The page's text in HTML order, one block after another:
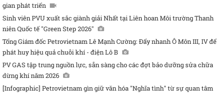
gian phát triển
Sinh viên PVU xuất sắc giành giải Nhất tại Liên hoan Môi trường Thanh
niên Quốc tế "Green Step 2026"
Tổng Giám đốc Petrovietnam Lê Mạnh Cường: Đẩy nhanh Ô Môn III, IV để
phát huy hiệu quả chuỗi khí - điện Lô B
PV GAS tập trung nguồn lực, sẵn sàng cho các đợt bảo dưỡng sửa chữa
dừng khí năm 2026
[Infographic] Petrovietnam gìn giữ văn hóa "Nghĩa tình" từ sự quan tâm